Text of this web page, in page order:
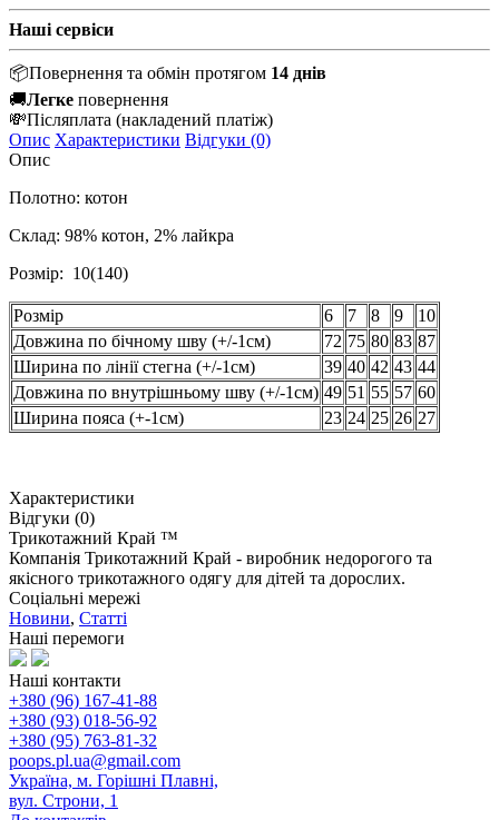
Наші сервіси
📦Повернення та обмін протягом 14 днів
🚚Легке повернення
💸Післяплата (накладений платіж)
Опис Характеристики Відгуки (0)
Опис
Полотно: котон
Склад: 98% котон, 2% лайкра
Розмір: 10(140)
Розмір 6 7 8 9
10
Довжина по бічному шву (+/-1см)
72 75 80 83 87
Ширина по лінії стегна (+/-1см)
39 40 42 43 44
Довжина по внутрішньому шву (+/-1см) 49 51 55 57 60
Ширина пояса (+-1см)
23 24 25 26 27
Характеристики
Відгуки (0)
Трикотажний Край ™
Компанія Трикотажний Край - виробник недорогого та
якісного трикотажного одягу для дітей та дорослих.
Соціальні мережі
Новини, Статті
Наші перемоги
Наші контакти
+380 (96) 167-41-88
+380 (93) 018-56-92
+380 (95) 763-81-32
poops.pl.ua@gmail.com
Україна, м. Горішні Плавні,
вул. Строни, 1